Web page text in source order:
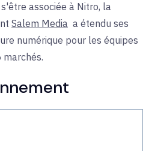
s'être associée à Nitro, la
Salem Media a étendu ses
numérique pour les équipes